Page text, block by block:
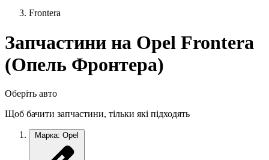
Frontera
Запчастини на Opel Frontera
(Опель Фронтера)
Оберіть авто
Щоб бачити запчастини, тільки які підходять
Марка: Opel